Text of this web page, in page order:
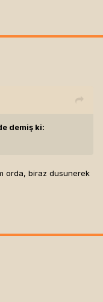
demiş ki:
orda, biraz dusunerek